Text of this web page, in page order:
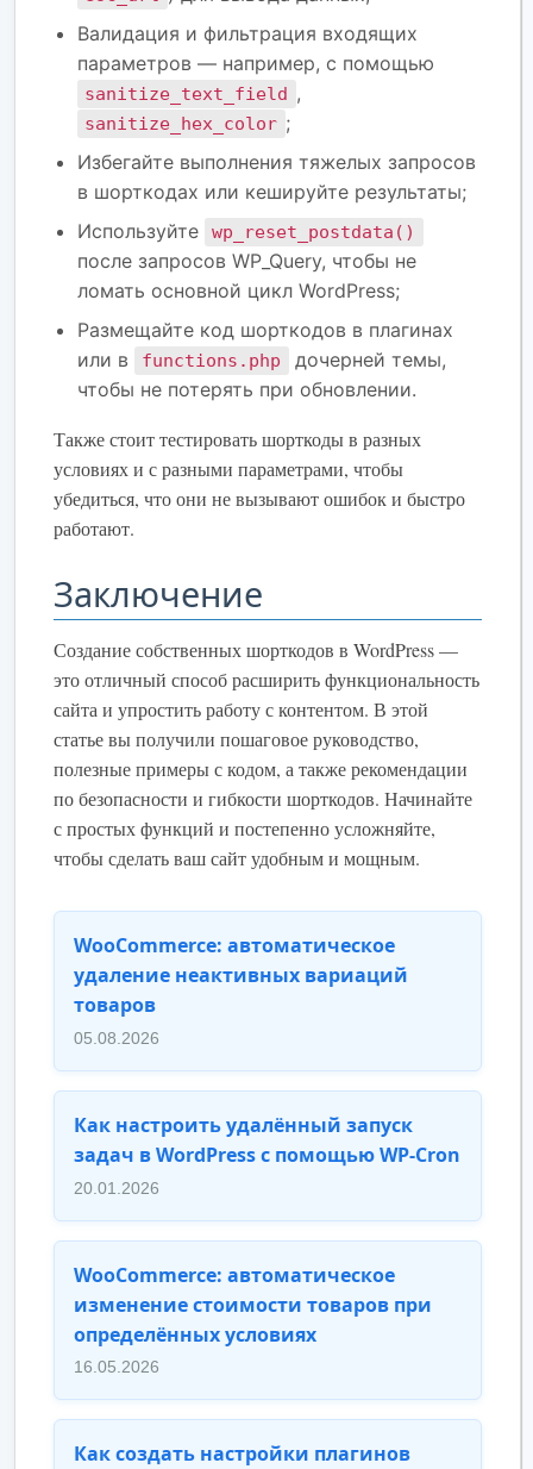
Валидация и фильтрация входящих
параметров — например, с помощью
sanitize_text_field ,
sanitize_hex_color ;
Избегайте выполнения тяжелых запросов
в шорткодах или кешируйте результаты;
Используйте
wp_reset_postdata()
после запросов WP_Query, чтобы не
ломать основной цикл WordPress;
Размещайте код шорткодов в плагинах
или в
functions.php
дочерней темы,
чтобы не потерять при обновлении.
Также стоит тестировать шорткоды в разных
условиях и с разными параметрами, чтобы
убедиться, что они не вызывают ошибок и быстро
работают.
Заключение
Создание собственных шорткодов в WordPress —
это отличный способ расширить функциональность
сайта и упростить работу с контентом. В этой
статье вы получили пошаговое руководство,
полезные примеры с кодом, а также рекомендации
по безопасности и гибкости шорткодов. Начинайте
с простых функций и постепенно усложняйте,
чтобы сделать ваш сайт удобным и мощным.
WooCommerce: автоматическое
удаление неактивных вариаций
товаров
05.08.2026
Как настроить удалённый запуск
задач в WordPress с помощью WP-Cron
20.01.2026
WooCommerce: автоматическое
изменение стоимости товаров при
определённых условиях
16.05.2026
Как создать настройки плагинов